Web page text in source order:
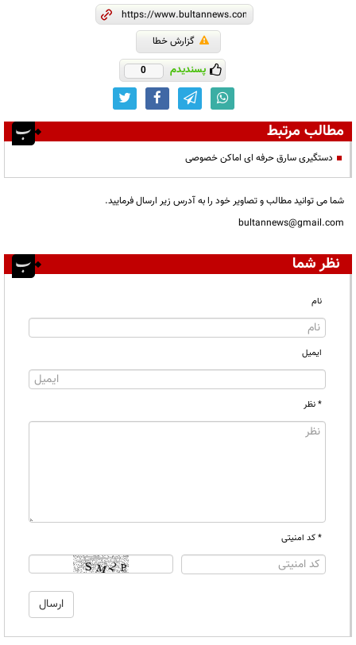
گزارش خطا
پسندیدم 0
مطالب مرتبط
دستگیری سارق حرفه ای اماکن خصوصی
شما می توانید مطالب و تصاویر خود را به آدرس زیر ارسال فرمایید.
bultannews@gmail.com
نظر شما
نام
ایمیل
* نظر
* کد امنیتی